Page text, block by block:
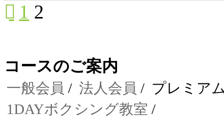
1 2
コースのご案内
一般会員 法人会員
プレミア
1DAYボクシング教室